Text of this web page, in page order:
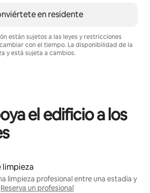
en residente
están sujetos a las leyes y restricciones
con el tiempo. La disponibilidad de la
y está sujeta a cambios.
el edificio a los
limpieza
limpieza profesional entre una estadía y
Reserva un profesional